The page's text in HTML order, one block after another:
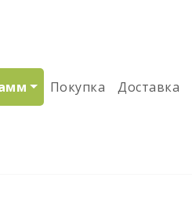
Покупка Доставка